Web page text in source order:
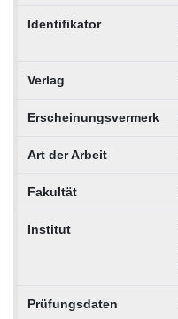
Identifikator
Verlag
Erscheinungsvermerk
Art der Arbeit
Fakultät
Institut
Prüfungsdaten